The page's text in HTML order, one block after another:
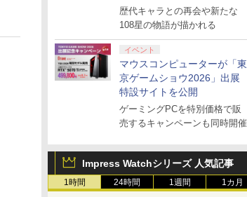
シリーズ完全新作！
歴代キャラとの再会や新たな
108星の物語が描かれる
イベント
マウスコンピューターが「東
京ゲームショウ2026」出展
特設サイトを公開
ゲーミングPCを特別価格で販
売するキャンペーンも同時開催
Impress Watchシリーズ 人気記事
1時間 24時間 1週間 1カ月